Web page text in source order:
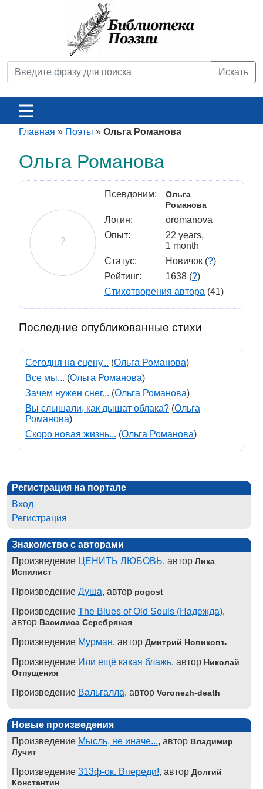
Искать
Главная » Поэты » Ольга Романова
Ольга Романова
Псевдоним:
Ольга
Романова
Логин:
oromanova
Опыт:
22 years,
1 month
Статус:
Новичок (?)
Рейтинг:
1638 (?)
Стихотворения автора (41)
Последние опубликованные стихи
Сегодня на сцену... (Ольга Романова)
Все мы... (Ольга Романова)
Зачем нужен снег... (Ольга Романова)
Вы слышали, как дышат облака? (Ольга
Романова)
Скоро новая жизнь... (Ольга Романова)
Регистрация на портале
Вход
Регистрация
Знакомство с авторами
Произведение ЦЕНИТЬ ЛЮБОВЬ, автор Лика
Испилист
Произведение Душа, автор pogost
Произведение The Blues of Old Souls (Надежда),
автор Василиса Серебряная
Произведение Мурман, автор Дмитрий Новиковъ
Произведение Или ещё какая блажь, автор Николай
Отпущения
Произведение Вальгалла, автор Voronezh-death
Новые произведения
Произведение Мысль, не иначе..., автор Владимир
Лучит
Произведение 313ф-ок. Впереди!, автор Долгий
Константин